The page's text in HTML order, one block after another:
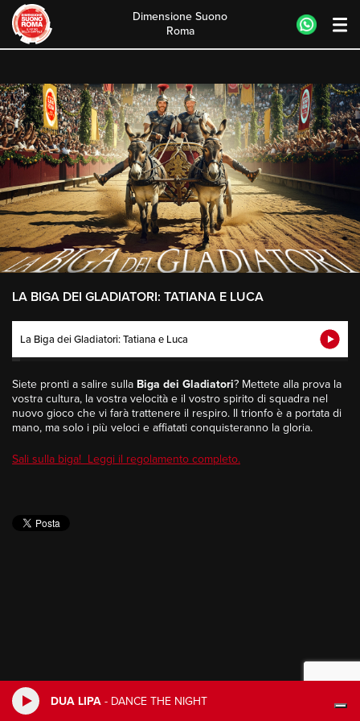
DUA LIPA - DANCE THE NIGHT
content
Dimensione Suono
Roma
LA BIGA DEI GLADIATORI: TATIANA E LUCA
La Biga dei Gladiatori: Tatiana e Luca
Siete pronti a salire sulla Biga dei Gladiatori? Mettete alla prova la
vostra cultura, la vostra velocità e il vostro spirito di squadra nel
nuovo gioco che vi farà trattenere il respiro. Il trionfo è a portata di
mano, ma solo i più veloci e affiatati conquisteranno la gloria.
Sali sulla biga! Leggi il regolamento completo.